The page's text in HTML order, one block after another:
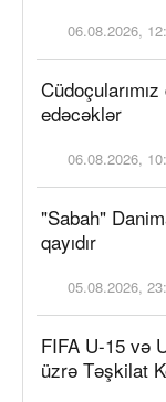
06.08.2026,
edəcəklər
06.08.2026,
"Sabah"
qayıdır
05.08.2026,
FIFA U-15 və
üzrə Təşkilat